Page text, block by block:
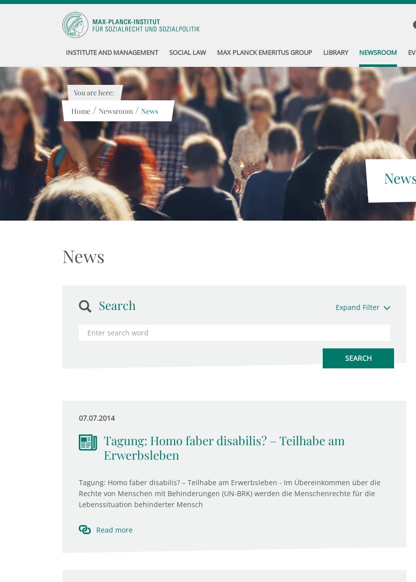
INSTITUTE AND MANAGEMENT SOCIAL LAW MAX PLANCK EMERITUS GROUP LIBRARY NEWSROOM
You are here:
Home / Newsroom / News
News
Search Expand Filter
07.07.2014
Tagung: Homo faber disabilis? – Teilhabe am
Erwerbsleben
Tagung: Homo faber disabilis? – Teilhabe am Erwerbsleben - Im Übereinkommen über die
Rechte von Menschen mit Behinderungen (UN-BRK) werden die Menschenrechte für die
Lebenssituation behinderter Mensch
Read more